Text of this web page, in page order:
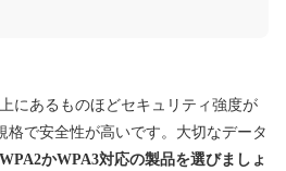
にあるものほどセキュリティ強度が
格で安全性が高いです。大切なデータ
かWPA3対応の製品を選びましょ